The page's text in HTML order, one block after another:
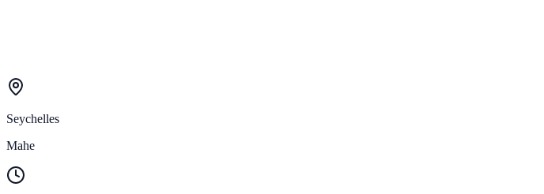
Seychelles
Mahe